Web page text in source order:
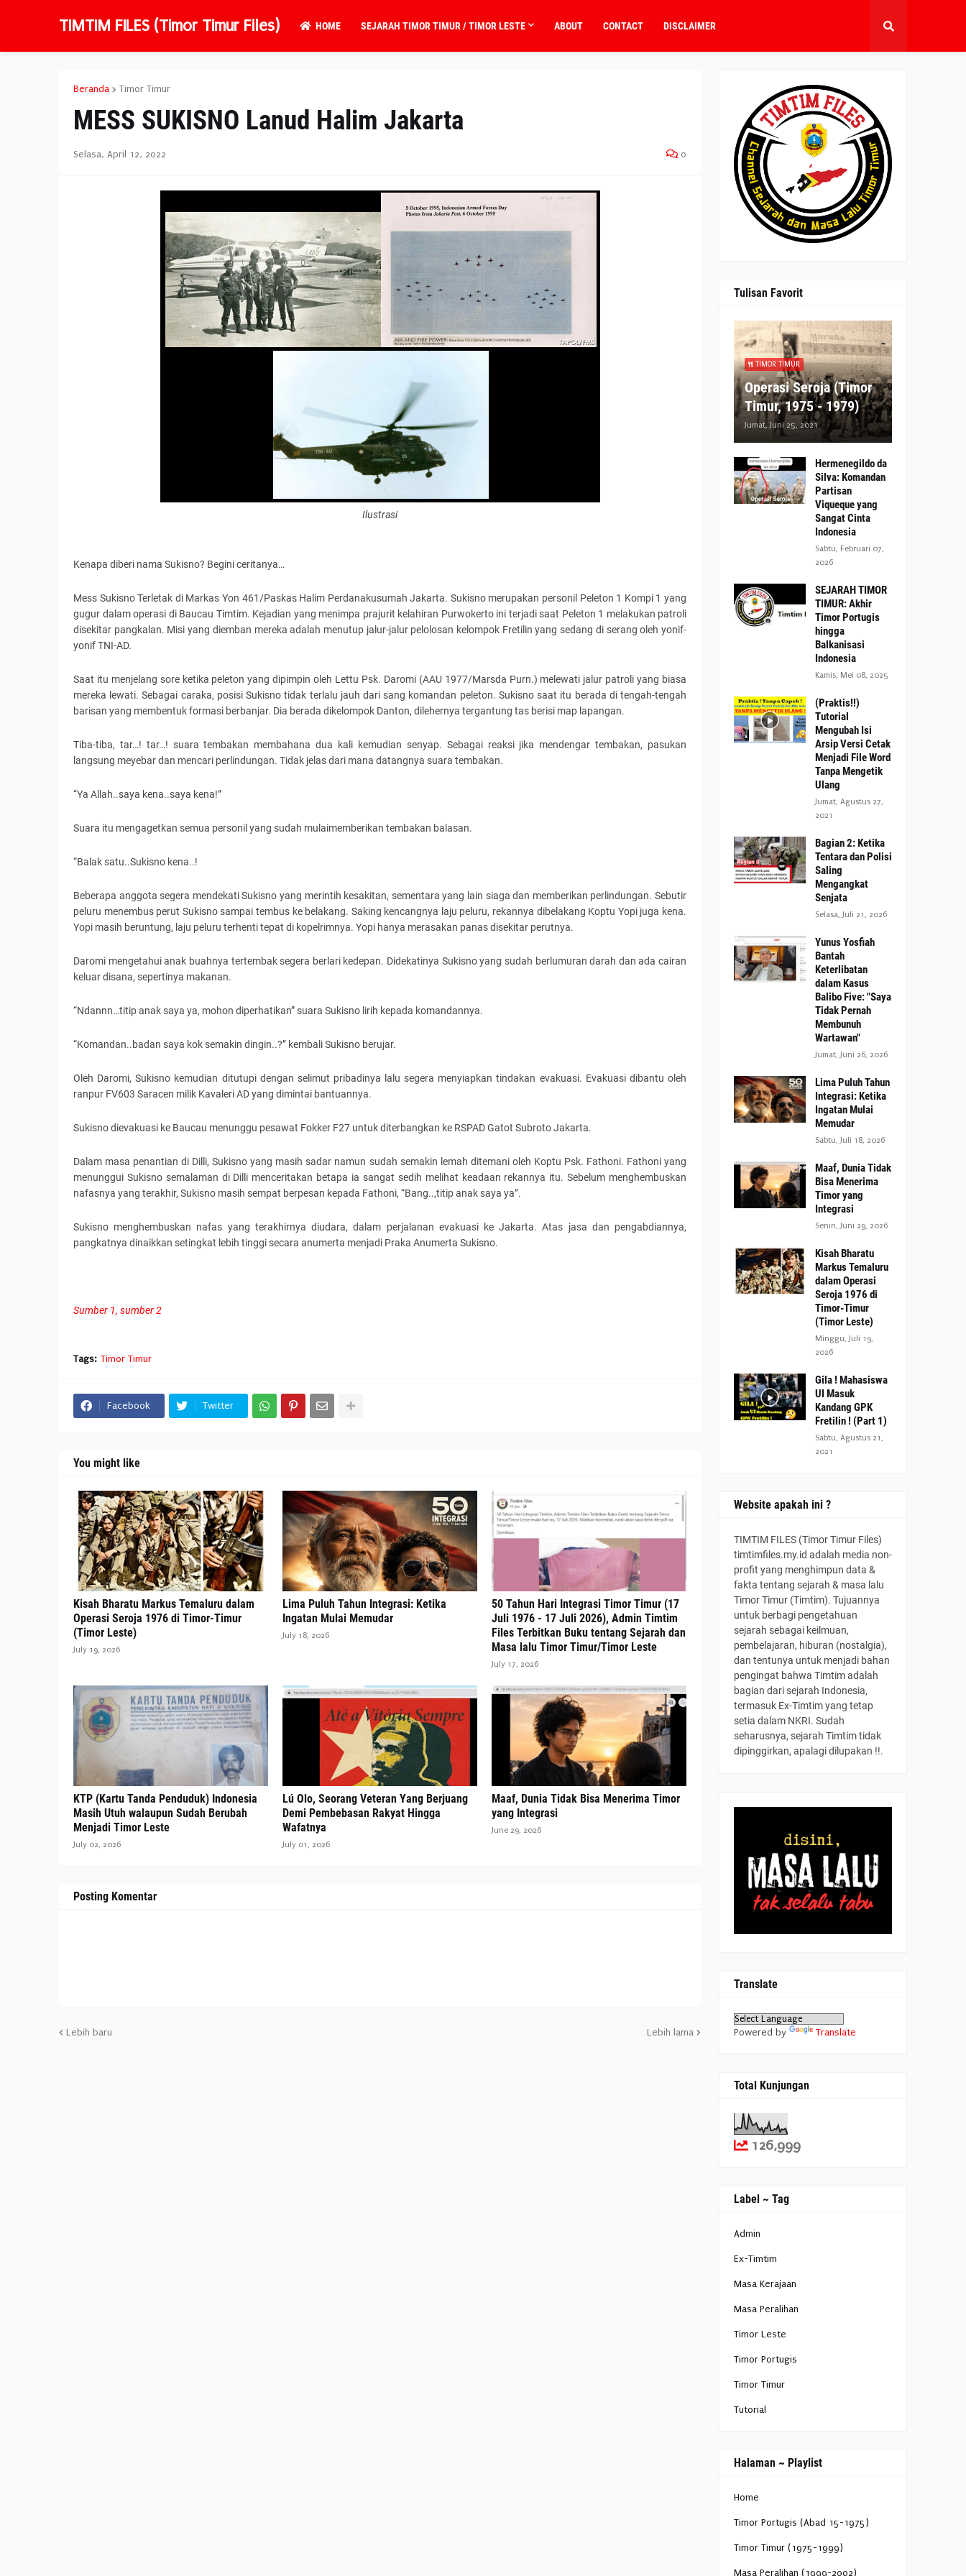
TIMTIM FILES (Timor Timur Files) HOME SEJARAH TIMOR TIMUR / TIMOR LESTE ABOUT CONTACT DISCLAIMER
Beranda Timor Timur
MESS SUKISNO Lanud Halim Jakarta
Selasa, April 12, 2022 0
Ilustrasi
Kenapa diberi nama Sukisno? Begini ceritanya…
Mess Sukisno Terletak di Markas Yon 461/Paskas Halim Perdanakusumah Jakarta. Sukisno merupakan personil Peleton 1 Kompi 1 yang
gugur dalam operasi di Baucau Timtim. Kejadian yang menimpa prajurit kelahiran Purwokerto ini terjadi saat Peleton 1 melakukan patroli
disekitar pangkalan. Misi yang diemban mereka adalah menutup jalur-jalur pelolosan kelompok Fretilin yang sedang di serang oleh yonif-
yonif TNI-AD.
Saat itu menjelang sore ketika peleton yang dipimpin oleh Lettu Psk. Daromi (AAU 1977/Marsda Purn.) melewati jalur patroli yang biasa
mereka lewati. Sebagai caraka, posisi Sukisno tidak terlalu jauh dari sang komandan peleton. Sukisno saat itu berada di tengah-tengah
barisan yang membentuk formasi berbanjar. Dia berada dikelompok Danton, dilehernya tergantung tas berisi map lapangan.
Tiba-tiba, tar…! tar…! suara tembakan membahana dua kali kemudian senyap. Sebagai reaksi jika mendengar tembakan, pasukan
langsung meyebar dan mencari perlindungan. Tidak jelas dari mana datangnya suara tembakan.
“Ya Allah..saya kena..saya kena!”
Suara itu mengagetkan semua personil yang sudah mulaimemberikan tembakan balasan.
“Balak satu..Sukisno kena..!
Beberapa anggota segera mendekati Sukisno yang merintih kesakitan, sementara yang lain siaga dan memberikan perlindungan. Sebutir
peluru menembus perut Sukisno sampai tembus ke belakang. Saking kencangnya laju peluru, rekannya dibelakang Koptu Yopi juga kena.
Yopi masih beruntung, laju peluru terhenti tepat di kopelrimnya. Yopi hanya merasakan panas disekitar perutnya.
Daromi mengetahui anak buahnya tertembak segera berlari kedepan. Didekatinya Sukisno yang sudah berlumuran darah dan ada cairan
keluar disana, sepertinya makanan.
“Ndannn…titip anak saya ya, mohon diperhatikan” suara Sukisno lirih kepada komandannya.
“Komandan..badan saya kok semakin dingin..?” kembali Sukisno berujar.
Oleh Daromi, Sukisno kemudian ditutupi dengan selimut pribadinya lalu segera menyiapkan tindakan evakuasi. Evakuasi dibantu oleh
ranpur FV603 Saracen milik Kavaleri AD yang dimintai bantuannya.
Sukisno dievakuasi ke Baucau menunggu pesawat Fokker F27 untuk diterbangkan ke RSPAD Gatot Subroto Jakarta.
Dalam masa penantian di Dilli, Sukisno yang masih sadar namun sudah semakin lemah ditemani oleh Koptu Psk. Fathoni. Fathoni yang
menunggui Sukisno semalaman di Dilli menceritakan betapa ia sangat sedih melihat keadaan rekannya itu. Sebelum menghembuskan
nafasnya yang terakhir, Sukisno masih sempat berpesan kepada Fathoni, “Bang..,titip anak saya ya”.
Sukisno menghembuskan nafas yang terakhirnya diudara, dalam perjalanan evakuasi ke Jakarta. Atas jasa dan pengabdiannya,
pangkatnya dinaikkan setingkat lebih tinggi secara anumerta menjadi Praka Anumerta Sukisno.
Sumber 1, sumber 2
Tags: Timor Timur
Facebook Twitter
You might like
Kisah Bharatu Markus Temaluru dalam
Operasi Seroja 1976 di Timor-Timur
(Timor Leste)
July 19, 2026
Lima Puluh Tahun Integrasi: Ketika
Ingatan Mulai Memudar
July 18, 2026
50 Tahun Hari Integrasi Timor Timur (17
Juli 1976 - 17 Juli 2026), Admin Timtim
Files Terbitkan Buku tentang Sejarah dan
Masa lalu Timor Timur/Timor Leste
July 17, 2026
KTP (Kartu Tanda Penduduk) Indonesia
Masih Utuh walaupun Sudah Berubah
Menjadi Timor Leste
July 02, 2026
Lú Olo, Seorang Veteran Yang Berjuang
Demi Pembebasan Rakyat Hingga
Wafatnya
July 01, 2026
Maaf, Dunia Tidak Bisa Menerima Timor
yang Integrasi
June 29, 2026
Posting Komentar
Lebih baru Lebih lama
Tulisan Favorit
TIMOR TIMUR
Operasi Seroja (Timor
Timur, 1975 - 1979)
Jumat, Juni 25, 2021
Hermenegildo da
Silva: Komandan
Partisan
Viqueque yang
Sangat Cinta
Indonesia
Sabtu, Februari 07,
2026
SEJARAH TIMOR
TIMUR: Akhir
Timor Portugis
hingga
Balkanisasi
Indonesia
Kamis, Mei 08, 2025
(Praktis!!)
Tutorial
Mengubah Isi
Arsip Versi Cetak
Menjadi File Word
Tanpa Mengetik
Ulang
Jumat, Agustus 27,
2021
Bagian 2: Ketika
Tentara dan Polisi
Saling
Mengangkat
Senjata
Selasa, Juli 21, 2026
Yunus Yosfiah
Bantah
Keterlibatan
dalam Kasus
Balibo Five: "Saya
Tidak Pernah
Membunuh
Wartawan"
Jumat, Juni 26, 2026
Lima Puluh Tahun
Integrasi: Ketika
Ingatan Mulai
Memudar
Sabtu, Juli 18, 2026
Maaf, Dunia Tidak
Bisa Menerima
Timor yang
Integrasi
Senin, Juni 29, 2026
Kisah Bharatu
Markus Temaluru
dalam Operasi
Seroja 1976 di
Timor-Timur
(Timor Leste)
Minggu, Juli 19,
2026
Gila ! Mahasiswa
UI Masuk
Kandang GPK
Fretilin ! (Part 1)
Sabtu, Agustus 21,
2021
Website apakah ini ?
TIMTIM FILES (Timor Timur Files)
timtimfiles.my.id adalah media non-
profit yang menghimpun data &
fakta tentang sejarah & masa lalu
Timor Timur (Timtim). Tujuannya
untuk berbagi pengetahuan
sejarah sebagai keilmuan,
pembelajaran, hiburan (nostalgia),
dan tentunya untuk menjadi bahan
pengingat bahwa Timtim adalah
bagian dari sejarah Indonesia,
termasuk Ex-Timtim yang tetap
setia dalam NKRI. Sudah
seharusnya, sejarah Timtim tidak
dipinggirkan, apalagi dilupakan !!.
Translate
Powered by Translate
Total Kunjungan
126,999
Label ~ Tag
Admin
Ex-Timtim
Masa Kerajaan
Masa Peralihan
Timor Leste
Timor Portugis
Timor Timur
Tutorial
Halaman ~ Playlist
Home
Timor Portugis (Abad 15-1975)
Timor Timur (1975-1999)
Masa Peralihan (1999-2002)